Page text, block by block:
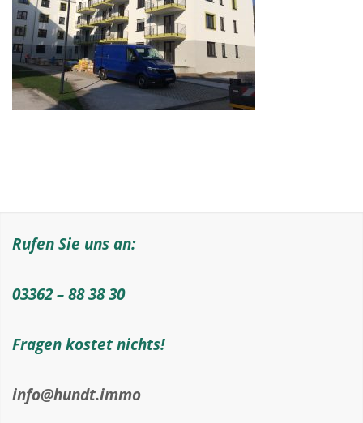
Rufen Sie uns an:
03362 – 88 38 30
Fragen kostet nichts!
info@hundt.immo